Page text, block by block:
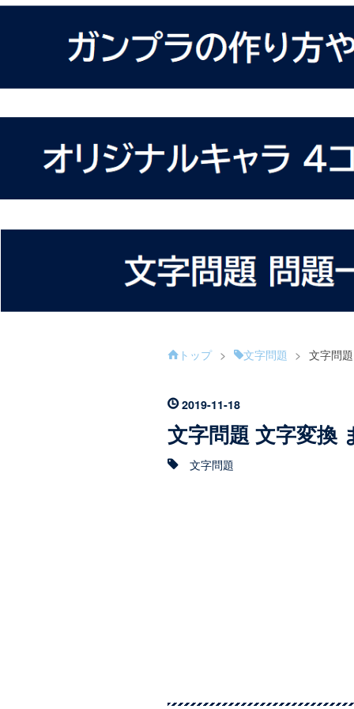
トップ > 文字問題 > 文字問
2019-11-18
文字問題 文字変換
文字問題